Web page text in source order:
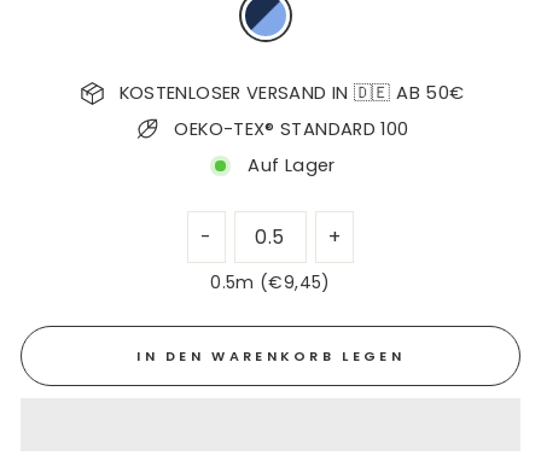
KOSTENLOSER VERSAND IN 🇩🇪 AB 50€
OEKO-TEX® STANDARD 100
Auf Lager
0.5m (€9,45)
IN DEN WARENKORB LEGEN